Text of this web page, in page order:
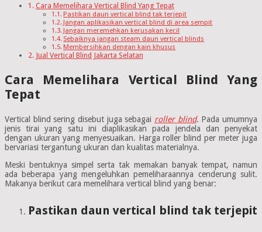
Cara Memelihara Vertical Blind Yang Tepat
Pastikan daun vertical blind tak terjepit
Jangan aplikasikan vertical blind di area sempit
Jangan meremehkan kerusakan kecil
Sebaiknya jangan steam daun vertical blinds
Membersihkan dengan kain khusus
Jual Vertical Blind Jakarta Selatan
Cara Memelihara Vertical Blind Yang
Tepat
Vertical blind sering disebut juga sebagai roller blind. Pada umumnya
jenis tirai yang satu ini diaplikasikan pada jendela dan penyekat
dengan ukuran yang menyesuaikan. Harga roller blind per meter juga
bervariasi tergantung ukuran dan kualitas materialnya.
Meski bentuknya simpel serta tak memakan banyak tempat, namun
ada beberapa yang mengeluhkan pemeliharaannya cenderung sulit.
Makanya berikut cara memelihara vertical blind yang benar:
Pastikan daun vertical blind tak terjepit